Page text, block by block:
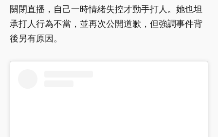
關閉直播，自己一時情緒失控才動手打人。她也坦
承打人行為不當，並再次公開道歉，但強調事件背
後另有原因。